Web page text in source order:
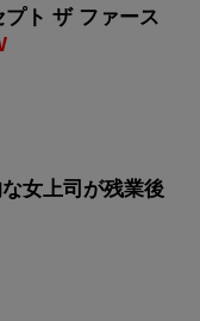
ト ザ ファース
女上司が残業後